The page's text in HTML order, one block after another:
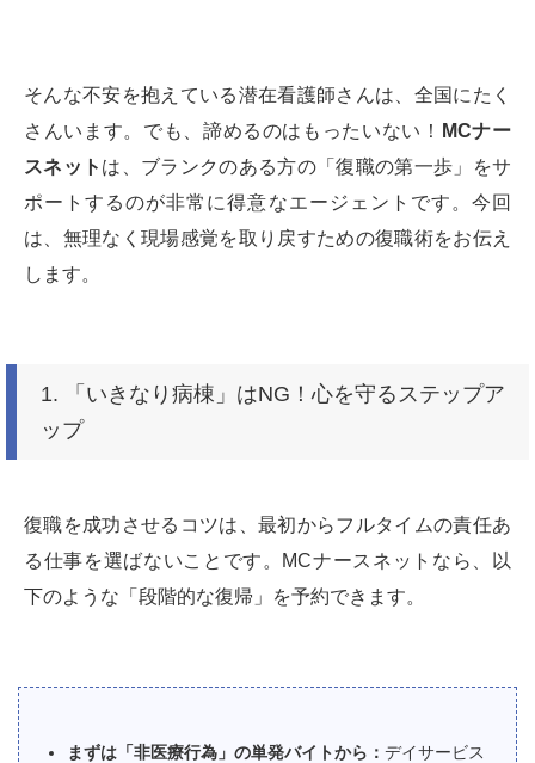
そんな不安を抱えている潜在看護師さんは、全国にたく
さんいます。でも、諦めるのはもったいない！
MCナー
スネット は、ブランクのある方の「復職の第一歩」をサ
ポートするのが非常に得意なエージェントです。今回
は、無理なく現場感覚を取り戻すための復職術をお伝え
します。
1. 「いきなり病棟」はNG！心を守るステップア
ップ
復職を成功させるコツは、最初からフルタイムの責任あ
る仕事を選ばないことです。MCナースネットなら、以
下のような「段階的な復帰」を予約できます。
まずは「非医療行為」の単発バイトから： デイサービス